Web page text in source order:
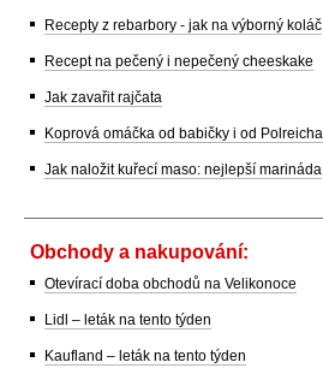
Recepty z rebarbory - jak na výborný koláč
Recept na pečený i nepečený cheeskake
Jak zavařit rajčata
Koprová omáčka od babičky i od Polreicha
Jak naložit kuřecí maso: nejlepší marináda
Obchody a nakupování:
Otevírací doba obchodů na Velikonoce
Lidl – leták na tento týden
Kaufland – leták na tento týden